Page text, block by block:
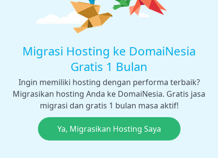
Migrasi Hosting ke DomaiNesia
Gratis 1 Bulan
Ingin memiliki hosting dengan performa terbaik?
Migrasikan hosting Anda ke DomaiNesia. Gratis jasa
migrasi dan gratis 1 bulan masa aktif!
Ya, Migrasikan Hosting Saya